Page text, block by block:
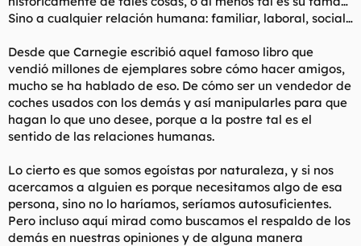
desagradecido que una mujer. Lo único que consigue un
guapa, entonces es que puedo buscarme uno mejor". Nunca
dejes que se vuelva una creida. Todo lo contrario.
Lo mejor de esto es que mientras más guapa es una mujer,
más insegura es.
Las mujeres han sido inundadas por la mierda feminista
durante años. Es hora de deprogramarlas. Ya se creen que son
(e inmerecido).
¿Y que es esta mierda de actitud que tienen "porque yo lo
vango"? No es nada sino retórica falsa y barata hecha para
aumentar su autoestima. De lo que no se dan cuenta es de que
el autoestima es la responsabilidad de uno, y no de los demás.
Sino a cualquier relación humana: familiar, laboral, social…
Desde que Carnegie escribió aquel famoso libro que
vendió millones de ejemplares sobre cómo hacer amigos,
mucho se ha hablado de eso. De cómo ser un vendedor de
coches usados con los demás y así manipularles para que
hagan lo que uno desee, porque a la postre tal es el
sentido de las relaciones humanas.
Lo cierto es que somos egoístas por naturaleza, y si nos
acercamos a alguien es porque necesitamos algo de esa
persona, sino no lo haríamos, seríamos autosuficientes.
Pero incluso aquí mirad como buscamos el respaldo de los
demás en nuestras opiniones y de alguna manera